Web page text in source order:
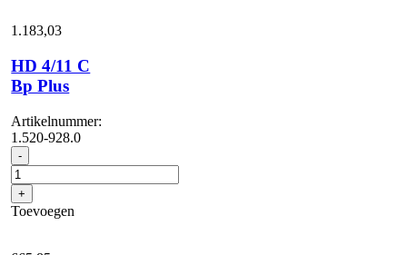
1.183,03
HD 4/11 C
Bp Plus
Artikelnummer:
1.520-928.0
- HD
4/11
C
Bp
Plus
+
Toevoegen